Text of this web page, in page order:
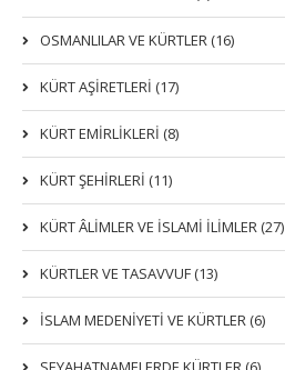
OSMANLILAR VE KÜRTLER (16)
KÜRT AŞİRETLERİ (17)
KÜRT EMİRLİKLERİ (8)
KÜRT ŞEHİRLERİ (11)
KÜRT ÂLİMLER VE İSLAMİ İLİMLER (27)
KÜRTLER VE TASAVVUF (13)
İSLAM MEDENİYETİ VE KÜRTLER (6)